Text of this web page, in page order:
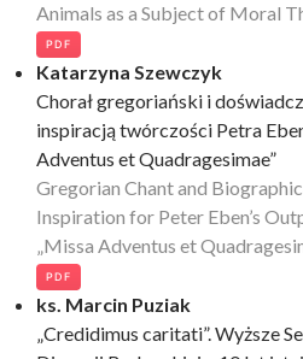
Animals as a Subject of Moral
PDF
Katarzyna Szewczyk
Chorał gregoriański i
inspiracją twórczości Petra
Adventus et Quadragesimae”
Gregorian Chant and
Inspiration for Peter Eben’s
„Missa Adventus et
PDF
ks. Marcin Puziak
„Credidimus caritati”. Wyższe